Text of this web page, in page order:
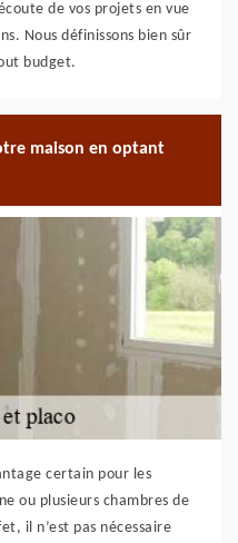
de vos projets en vue
Nous définissons bien sûr
budget.
maison en optant
certain pour les
ou plusieurs chambres de
il n’est pas nécessaire